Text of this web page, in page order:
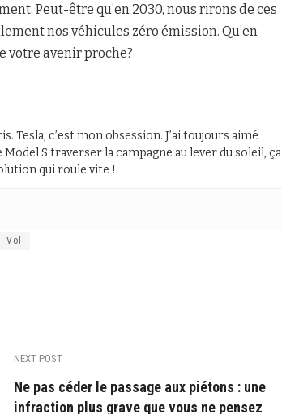
Peut-être qu’en 2030, nous rirons de ces
nos véhicules zéro émission. Qu’en
votre avenir proche?
Tesla, c’est mon obsession. J’ai toujours aimé
S traverser la campagne au lever du soleil, ça
qui roule vite !
Vol
NEXT POST
Ne pas céder le passage aux piétons : une
infraction plus grave que vous ne pensez